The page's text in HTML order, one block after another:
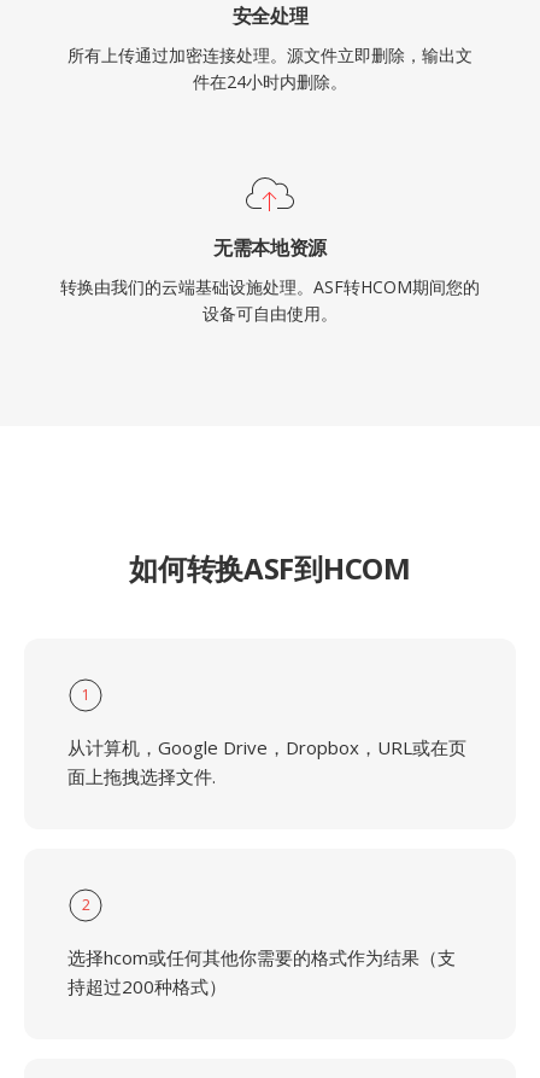
安全处理
所有上传通过加密连接处理。源文件立即删除，输出文
件在24小时内删除。
无需本地资源
转换由我们的云端基础设施处理。ASF转HCOM期间您的
设备可自由使用。
如何转换ASF到HCOM
1
从计算机，Google Drive，Dropbox，URL或在页
面上拖拽选择文件.
2
选择hcom或任何其他你需要的格式作为结果（支
持超过200种格式）